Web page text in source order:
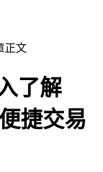
正文
了解
捷交易